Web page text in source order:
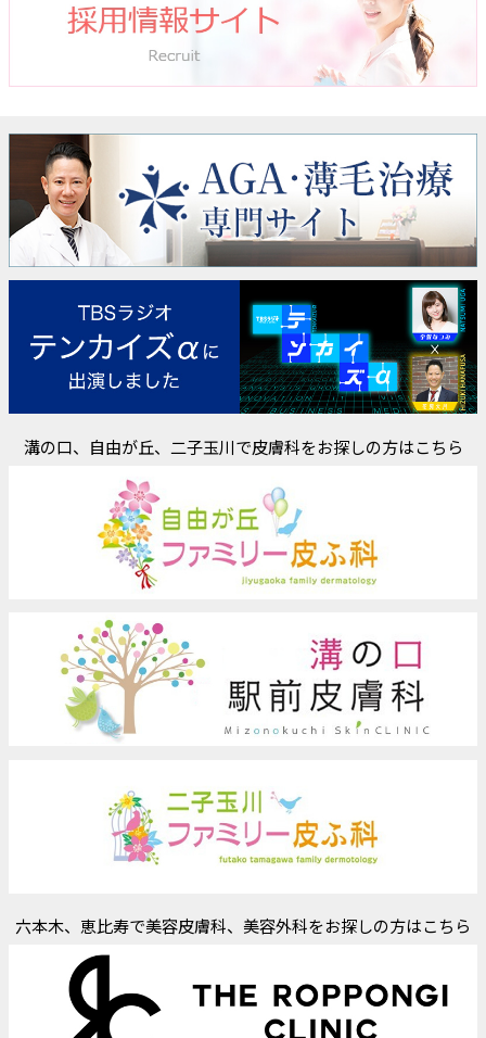
溝の口、自由が丘、二子玉川で皮膚科をお探しの方はこちら
六本木、恵比寿で美容皮膚科、美容外科をお探しの方はこちら